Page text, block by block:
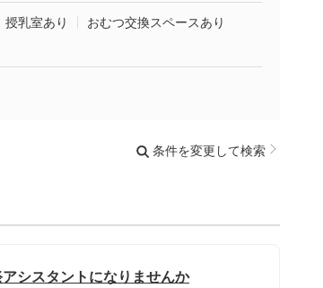
授乳室あり
おむつ交換スペースあり
条件を変更して検索
シスタントになりませんか